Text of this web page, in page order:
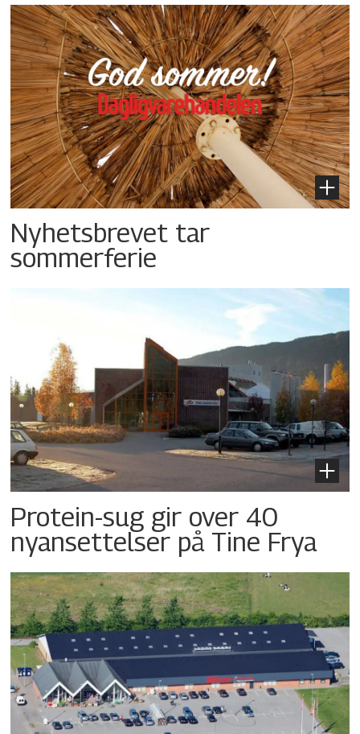
Nyhetsbrevet tar
sommerferie
Protein-sug gir over 40
nyansettelser på Tine Frya